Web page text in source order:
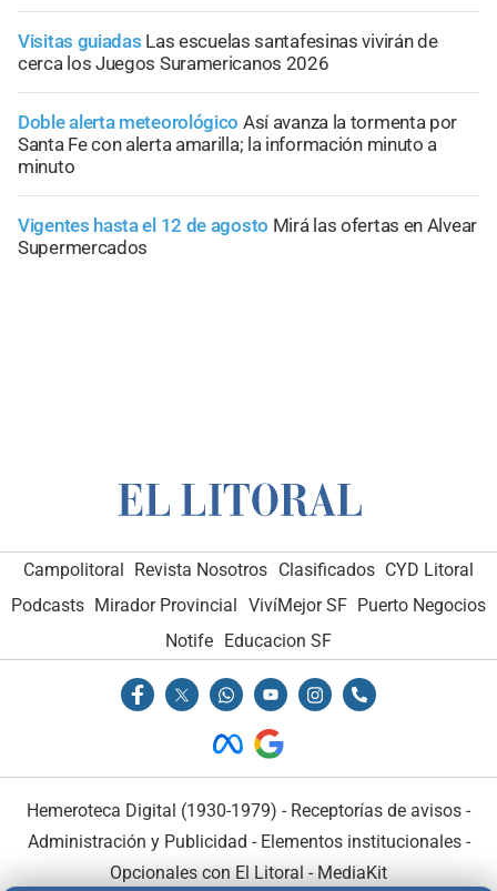
Visitas guiadas Las escuelas santafesinas vivirán de
cerca los Juegos Suramericanos 2026
Doble alerta meteorológico Así avanza la tormenta por
Santa Fe con alerta amarilla; la información minuto a
minuto
Vigentes hasta el 12 de agosto Mirá las ofertas en Alvear
Supermercados
Campolitoral Revista Nosotros Clasificados CYD Litoral
Podcasts Mirador Provincial VivíMejor SF Puerto Negocios
Notife Educacion SF
Hemeroteca Digital (1930-1979) - Receptorías de avisos -
Administración y Publicidad - Elementos institucionales-
Opcionales con El Litoral - MediaKit